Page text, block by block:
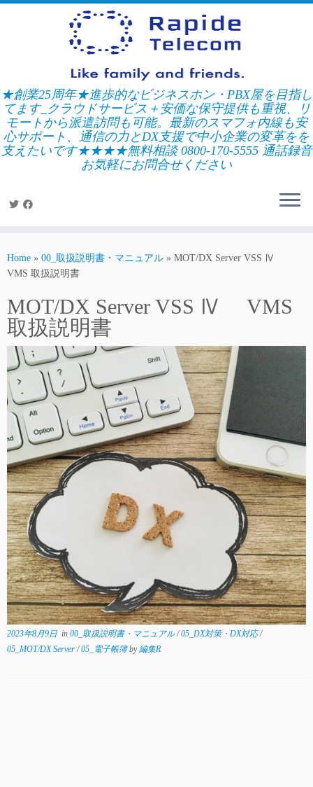
Skip
★創業25周年★進歩的なビジネスホン・PBX屋を目指し
てます_クラウドサービス＋安価な保守提供も重視、リ
モートから派遣訪問も可能。最新のスマフォ内線も安
心サポート、通信の力とDX支援で中小企業の変革をを
支えたいです★★★★無料相談 0800-170-5555 通話録音
お気軽にお問合せください
Home » 00_取扱説明書・マニュアル » MOT/DX Server VSS Ⅳ
VMS 取扱説明書
MOT/DX Server VSS Ⅳ VMS
取扱説明書
2023年8月9日 in 00_取扱説明書・マニュアル/05_DX対策・DX対応/
05_MOT/DX Server/05_電子帳簿by編集R